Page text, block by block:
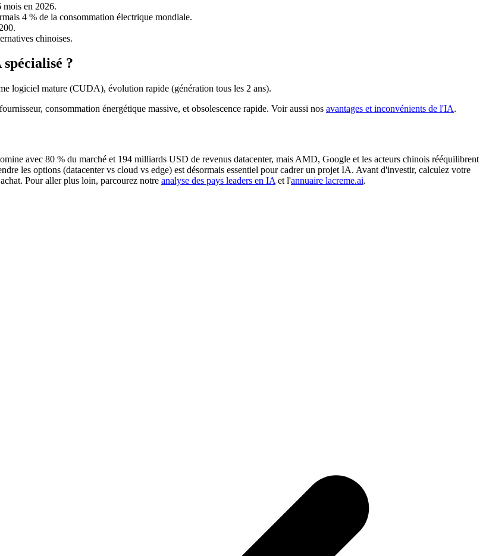
mois en 2026.
4 % de la consommation électrique mondiale.
chinoises.
?
logiciel mature (CUDA), évolution rapide (génération tous les 2 ans).
consommation énergétique massive, et obsolescence rapide. Voir aussi nos avantages et inconvénients de l'IA.
avec 80 % du marché et 194 milliards USD de revenus datacenter, mais AMD, Google et les acteurs chinois rééquilibrent
les options (datacenter vs cloud vs edge) est désormais essentiel pour cadrer un projet IA. Avant d'investir, calculez votre
Pour aller plus loin, parcourez notre analyse des pays leaders en IA et l'annuaire lacreme.ai.